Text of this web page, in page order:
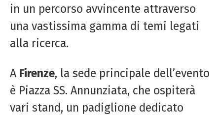
in un percorso avvincente attraverso
una vastissima gamma di temi legati
alla ricerca.
A Firenze, la sede principale dell’evento
è Piazza SS. Annunziata, che ospiterà
vari stand, un padiglione dedicato